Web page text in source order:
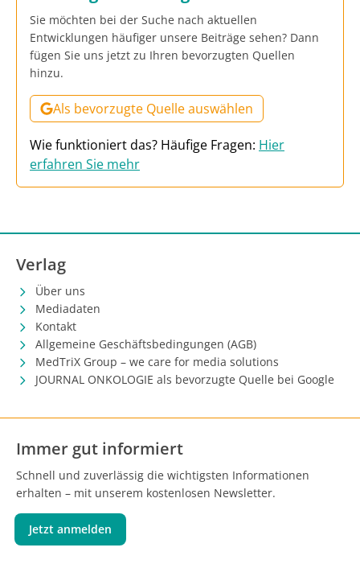
Sie möchten bei der Suche nach aktuellen
Entwicklungen häufiger unsere Beiträge sehen? Dann
fügen Sie uns jetzt zu Ihren bevorzugten Quellen
hinzu.
Als bevorzugte Quelle auswählen
Wie funktioniert das? Häufige Fragen: Hier
erfahren Sie mehr
Verlag
Über uns
Mediadaten
Kontakt
Allgemeine Geschäftsbedingungen (AGB)
MedTriX Group – we care for media solutions
JOURNAL ONKOLOGIE als bevorzugte Quelle bei Google
Immer gut informiert
Schnell und zuverlässig die wichtigsten Informationen
erhalten – mit unserem kostenlosen Newsletter.
Jetzt anmelden